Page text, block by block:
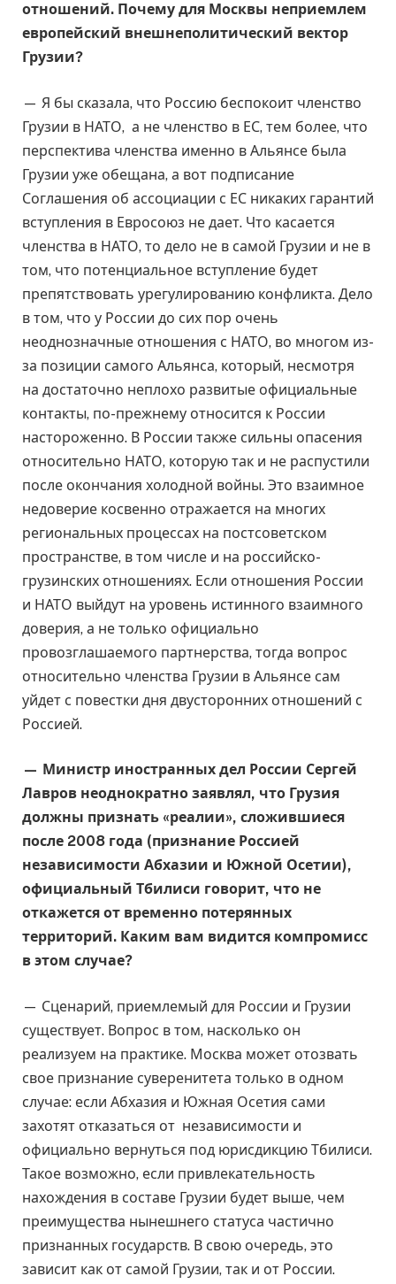
отношений. Почему для Москвы неприемлем
европейский внешнеполитический вектор
Грузии?
— Я бы сказала, что Россию беспокоит членство
Грузии в НАТО, а не членство в ЕС, тем более, что
перспектива членства именно в Альянсе была
Грузии уже обещана, а вот подписание
Соглашения об ассоциации с ЕС никаких гарантий
вступления в Евросоюз не дает. Что касается
членства в НАТО, то дело не в самой Грузии и не в
том, что потенциальное вступление будет
препятствовать урегулированию конфликта. Дело
в том, что у России до сих пор очень
неоднозначные отношения с НАТО, во многом из-
за позиции самого Альянса, который, несмотря
на достаточно неплохо развитые официальные
контакты, по-прежнему относится к России
настороженно. В России также сильны опасения
относительно НАТО, которую так и не распустили
после окончания холодной войны. Это взаимное
недоверие косвенно отражается на многих
региональных процессах на постсоветском
пространстве, в том числе и на российско-
грузинских отношениях. Если отношения России
и НАТО выйдут на уровень истинного взаимного
доверия, а не только официально
провозглашаемого партнерства, тогда вопрос
относительно членства Грузии в Альянсе сам
уйдет с повестки дня двусторонних отношений с
Россией.
— Министр иностранных дел России Сергей
Лавров неоднократно заявлял, что Грузия
должны признать «реалии», сложившиеся
после 2008 года (признание Россией
независимости Абхазии и Южной Осетии),
официальный Тбилиси говорит, что не
откажется от временно потерянных
территорий. Каким вам видится компромисс
в этом случае?
— Сценарий, приемлемый для России и Грузии
существует. Вопрос в том, насколько он
реализуем на практике. Москва может отозвать
свое признание суверенитета только в одном
случае: если Абхазия и Южная Осетия сами
захотят отказаться от независимости и
официально вернуться под юрисдикцию Тбилиси.
Такое возможно, если привлекательность
нахождения в составе Грузии будет выше, чем
преимущества нынешнего статуса частично
признанных государств. В свою очередь, это
зависит как от самой Грузии, так и от России.